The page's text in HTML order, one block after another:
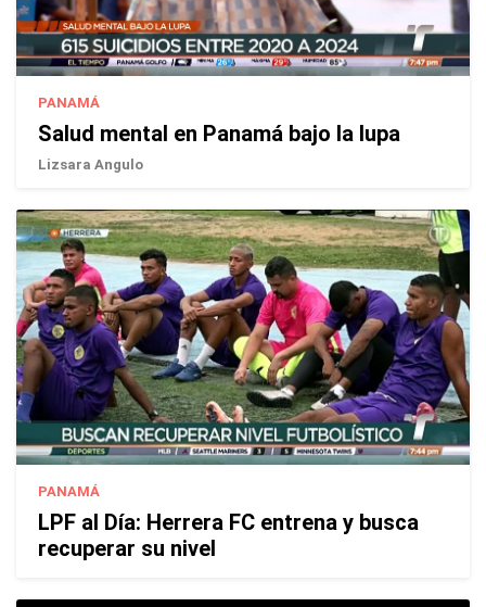
PANAMÁ
Salud mental en Panamá bajo la lupa
Lizsara Angulo
PANAMÁ
LPF al Día: Herrera FC entrena y busca
recuperar su nivel